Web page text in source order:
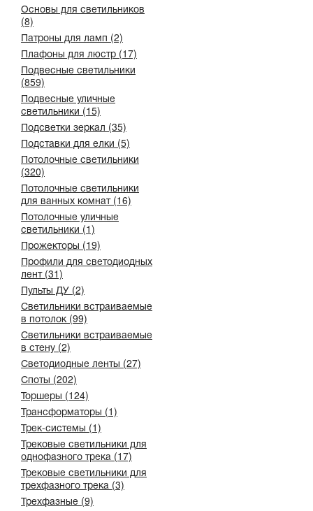
Основы для светильников
(8)
Патроны для ламп (2)
Плафоны для люстр (17)
Подвесные светильники
(859)
Подвесные уличные
светильники (15)
Подсветки зеркал (35)
Подставки для елки (5)
Потолочные светильники
(320)
Потолочные светильники
для ванных комнат (16)
Потолочные уличные
светильники (1)
Прожекторы (19)
Профили для светодиодных
лент (31)
Пульты ДУ (2)
Светильники встраиваемые
в потолок (99)
Светильники встраиваемые
в стену (2)
Светодиодные ленты (27)
Споты (202)
Торшеры (124)
Трансформаторы (1)
Трек-системы (1)
Трековые светильники для
однофазного трека (17)
Трековые светильники для
трехфазного трека (3)
Трехфазные (9)